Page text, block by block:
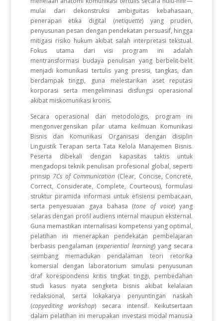
mulai dari dekonstruksi ambiguitas kebahasaan,
penerapan etika digital (netiquette) yang pruden,
penyusunan pesan dengan pendekatan persuasif, hingga
mitigasi risiko hukum akibat salah interpretasi tekstual.
Fokus utama dari visi program ini adalah
mentransformasi budaya penulisan yang berbelit-belit
menjadi komunikasi tertulis yang presisi, tangkas, dan
berdampak tinggi, guna melestarikan aset reputasi
korporasi serta mengeliminasi disfungsi operasional
akibat miskomunikasi kronis.
Secara operasional dan metodologis, program ini
mengonvergensikan pilar utama keilmuan Komunikasi
Bisnis dan Komunikasi Organisasi dengan disiplin
Linguistik Terapan serta Tata Kelola Manajemen Bisnis.
Peserta dibekali dengan kapasitas taktis untuk
mengadopsi teknik penulisan profesional global, seperti
prinsip 7Cs of Communication (Clear, Concise, Concrete,
Correct, Considerate, Complete, Courteous), formulasi
struktur piramida informasi untuk efisiensi pembacaan,
serta penyesuaian gaya bahasa (tone of voice) yang
selaras dengan profil audiens internal maupun eksternal.
Guna memastikan internalisasi kompetensi yang optimal,
pelatihan ini menerapkan pendekatan pembelajaran
berbasis pengalaman (experiential learning) yang secara
seimbang memadukan pendalaman teori retorika
komersial dengan laboratorium simulasi penyusunan
draf korespondensi kritis tingkat tinggi, pembedahan
studi kasus nyata sengketa bisnis akibat kelalaian
redaksional, serta lokakarya penyuntingan naskah
(copyediting workshop) secara intensif. Keikutsertaan
dalam pelatihan ini merupakan investasi modal manusia